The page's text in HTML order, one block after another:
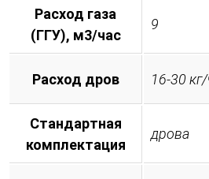
Расход газа
(ГГУ), м3/час
9
Расход дров 16-30
Стандартная
комплектация
дрова